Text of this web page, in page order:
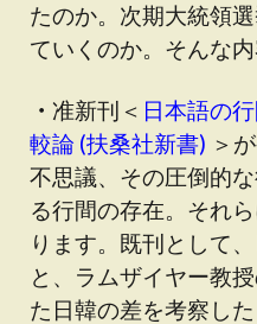
たのか。次期大統領
ていくのか。そんな内
・ 准新刊＜ 日本語の
較論 (扶桑社新書) ＞
不思議、その圧倒的
る行間の存在。それ
ります。既刊として
と、ラムザイヤー教
た日韓の差を考察した